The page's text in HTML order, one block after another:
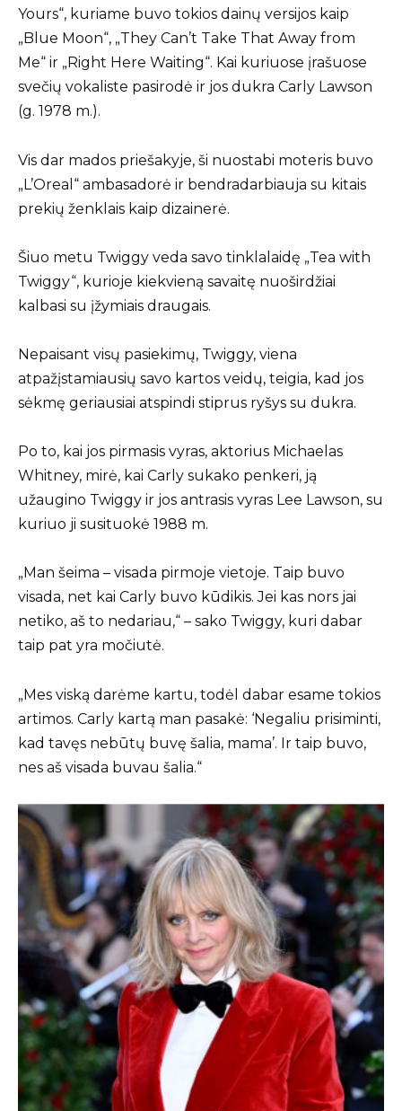
Yours“, kuriame buvo tokios dainų versijos kaip
„Blue Moon“, „They Can’t Take That Away from
Me“ ir „Right Here Waiting“. Kai kuriuose įrašuose
svečių vokaliste pasirodė ir jos dukra Carly Lawson
(g. 1978 m.).
Vis dar mados priešakyje, ši nuostabi moteris buvo
„L’Oreal“ ambasadorė ir bendradarbiauja su kitais
prekių ženklais kaip dizainerė.
Šiuo metu Twiggy veda savo tinklalaidę „Tea with
Twiggy“, kurioje kiekvieną savaitę nuoširdžiai
kalbasi su įžymiais draugais.
Nepaisant visų pasiekimų, Twiggy, viena
atpažįstamiausių savo kartos veidų, teigia, kad jos
sėkmę geriausiai atspindi stiprus ryšys su dukra.
Po to, kai jos pirmasis vyras, aktorius Michaelas
Whitney, mirė, kai Carly sukako penkeri, ją
užaugino Twiggy ir jos antrasis vyras Lee Lawson, su
kuriuo ji susituokė 1988 m.
„Man šeima – visada pirmoje vietoje. Taip buvo
visada, net kai Carly buvo kūdikis. Jei kas nors jai
netiko, aš to nedariau,“ – sako Twiggy, kuri dabar
taip pat yra močiutė.
„Mes viską darėme kartu, todėl dabar esame tokios
artimos. Carly kartą man pasakė: ‘Negaliu prisiminti,
kad tavęs nebūtų buvę šalia, mama’. Ir taip buvo,
nes aš visada buvau šalia.“